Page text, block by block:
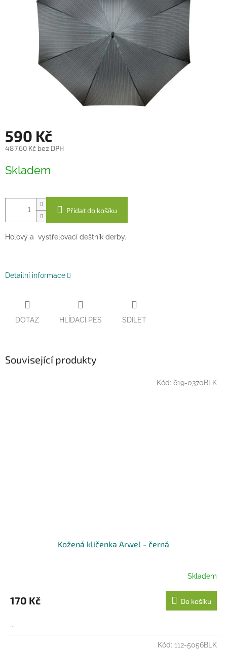
590 Kč
487,60 Kč bez DPH
cena:
Skladem
Přidat do košíku
Holový a vystřelovací deštník derby.
Detailní informace
DOTAZ HLÍDACÍ PES SDÍLET
Související produkty
Kožená klíčenka Arwel - černá
Skladem
170 Kč Do košíku
...
Kód: 619-0370BLK
Kód: 112-5056BLK